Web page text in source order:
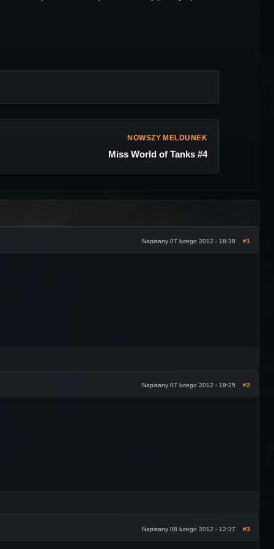
NOWSZY MELDUNEK
Miss World of Tanks #4
Napisany 07 lutego 2012 - 18:38 #1
Napisany 07 lutego 2012 - 19:25 #2
Napisany 08 lutego 2012 - 12:37 #3